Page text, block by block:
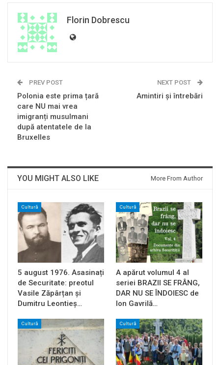
Florin Dobrescu
PREV POST
Polonia este prima țară
care NU mai vrea
imigranți musulmani
după atentatele de la
Bruxelles
NEXT POST
Amintiri și întrebări
YOU MIGHT ALSO LIKE More From Author
Cultură
5 august 1976. Asasinați
de Securitate: preotul
Vasile Zăpârțan și
Dumitru Leontieș…
Cultură
A apărut volumul 4 al
seriei BRAZII SE FRÂNG,
DAR NU SE ÎNDOIESC de
Ion Gavrilă…
Cultură Cultură